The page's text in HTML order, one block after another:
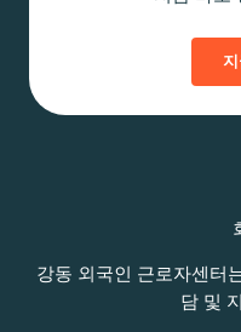
강동 외국인 근로자센터
담 및